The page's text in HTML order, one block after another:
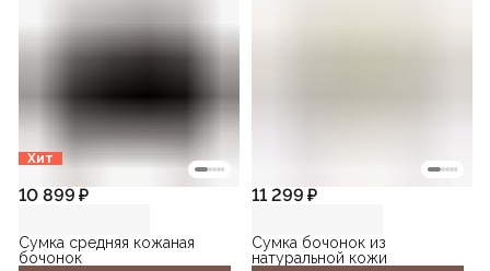
Хит
10 899 ₽
Сумка средняя кожаная
бочонок
11 299 ₽
Сумка бочонок из
натуральной кожи